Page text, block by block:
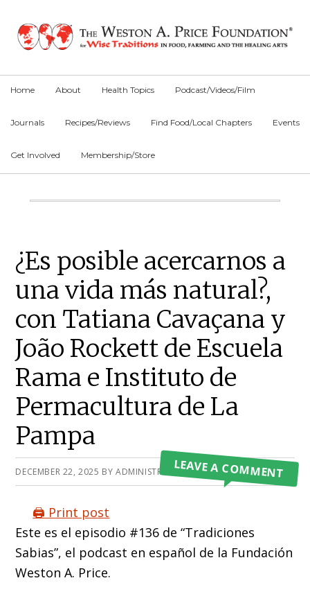
primary
main
primary
Home About Health Topics Podcast/Videos/Film
Journals Recipes/Reviews Find Food/Local Chapters Events
Get Involved Membership/Store
Main
¿Es posible acercarnos a
una vida más natural?,
con Tatiana Cavaçana y
João Rockett de Escuela
Rama e Instituto de
Permacultura de La
Pampa
DECEMBER 22, 2025 BY ADMINISTRATORLEAVE A COMMENT
🖨️ Print post
Este es el episodio #136 de “Tradiciones
Sabias”, el podcast en español de la Fundación
Weston A. Price.
Primary
Sidebar